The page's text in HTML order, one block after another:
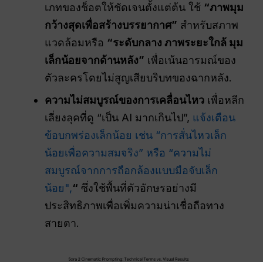
เภทของช็อตให้ชัดเจนตั้งแต่ต้น ใช้ “ภาพมุม
กว้างสุดเพื่อสร้างบรรยากาศ” สำหรับสภาพ
แวดล้อมหรือ “ระดับกลาง ภาพระยะใกล้ มุม
เล็กน้อยจากด้านหลัง” เพื่อเน้นอารมณ์ของ
ตัวละครโดยไม่สูญเสียบริบทของฉากหลัง.
ความไม่สมบูรณ์ของการเคลื่อนไหว เพื่อหลีก
เลี่ยงลุคที่ดู “เป็น AI มากเกินไป”, แจ้งเตือน
ข้อบกพร่องเล็กน้อย เช่น “การสั่นไหวเล็ก
น้อยเพื่อความสมจริง” หรือ “ความไม่
สมบูรณ์จากการถือกล้องแบบมือจับเล็ก
น้อย",“ ซึ่งใช้พื้นที่ตัวอักษรอย่างมี
ประสิทธิภาพเพื่อเพิ่มความน่าเชื่อถือทาง
สายตา.